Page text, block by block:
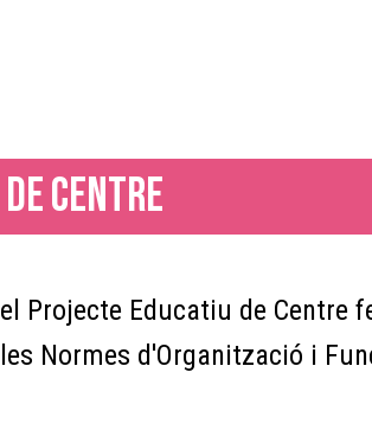
de centre
Projecte Educatiu de Centre
Normes d'Organització i